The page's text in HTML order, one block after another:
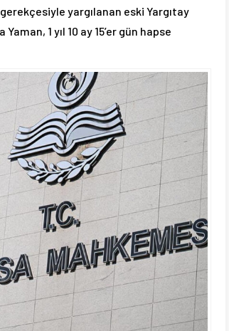
gerekçesiyle yargılanan eski Yargıtay
1 yıl 10 ay 15’er gün hapse
YÜKSEK ASKERİ ŞURA KARARLARI
TAM LİSTESİ! 69 ALBAY GENERALLİĞE
YÜKSELDİ